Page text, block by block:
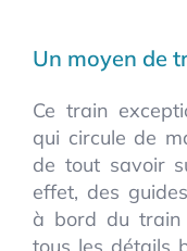
Un moyen de
Ce train
qui circule de
de tout savoir
effet, des
à bord du train